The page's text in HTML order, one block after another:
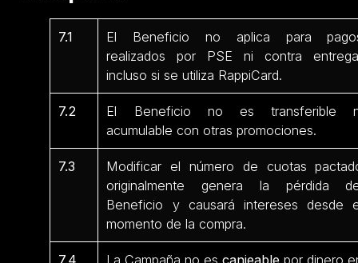
7.1
El Beneficio no aplica para
realizados por PSE ni contra
incluso si se utiliza RappiCard.
7.2
El Beneficio no es transferible
acumulable con otras promociones.
7.3
Modificar el número de cuotas
originalmente genera la pérdida
Beneficio y causará intereses desde
momento de la compra.
7.4 La Campaña no escanjeable por dinero